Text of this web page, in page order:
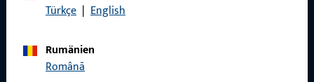
Wir helfen Ihnen gern!
Haben Sie Fragen oder wünschen Sie persönliche Beratung?
Wir sind gerne für Sie da – schnell, kompetent und
Türkçe | English
Rumänien
Română